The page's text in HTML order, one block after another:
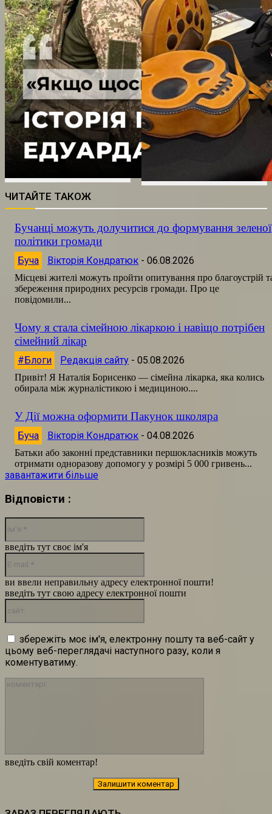
ЧИТАЙТЕ ТАКОЖ
Бучанці можуть долучитися до формування зеленої
політики громади
Буча Вікторія Кондратюк - 06.08.2026
Місцеві жителі можуть пройти опитування про благоустрій
збереження природних ресурсів громади. Про це
повідомили...
Чому я стала сімейною лікаркою і навіщо потрібен
сімейний лікар
#Блоги Редакція сайту - 05.08.2026
Привіт! Я Наталія Борисенко — сімейна лікарка, яка колись
обирала між журналістикою і медициною....
У Дії можна оформити Пакунок школяра
Буча Вікторія Кондратюк - 04.08.2026
Батьки або законні представники першокласників можуть
отримати одноразову допомогу у розмірі 5 000 гривень...
завантажити більше
Відповісти :
введіть свій коментар!
введіть тут своє ім'я
ви ввели неправильну адресу електронної пошти!
введіть тут свою адресу електронної пошти
збережіть моє ім'я, електронну пошту та веб-сайт у
цьому веб-переглядачі наступного разу, коли я
коментуватиму.